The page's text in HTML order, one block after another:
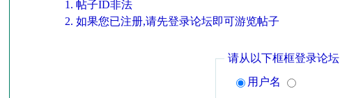
帖子ID非法
如果您已注册,请先登录论坛即可游览帖子
请从以下框框登录论坛
用户名